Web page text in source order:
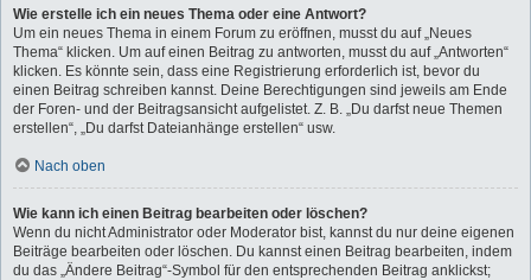
Wie erstelle ich ein neues Thema oder eine Antwort?
Um ein neues Thema in einem Forum zu eröffnen, musst du auf „Neues
Thema“ klicken. Um auf einen Beitrag zu antworten, musst du auf „Antworten“
klicken. Es könnte sein, dass eine Registrierung erforderlich ist, bevor du
einen Beitrag schreiben kannst. Deine Berechtigungen sind jeweils am Ende
der Foren- und der Beitragsansicht aufgelistet. Z. B. „Du darfst neue Themen
erstellen“, „Du darfst Dateianhänge erstellen“ usw.
Nach oben
Wie kann ich einen Beitrag bearbeiten oder löschen?
Wenn du nicht Administrator oder Moderator bist, kannst du nur deine eigenen
Beiträge bearbeiten oder löschen. Du kannst einen Beitrag bearbeiten, indem
du das „Ändere Beitrag“-Symbol für den entsprechenden Beitrag anklickst;